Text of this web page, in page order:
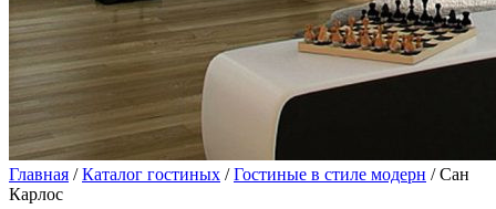
Главная /Каталог гостиных /Гостиные в стиле модерн / Сан
Карлос